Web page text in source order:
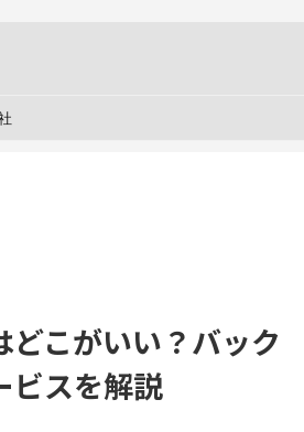
どこがいい？バック
ビスを解説